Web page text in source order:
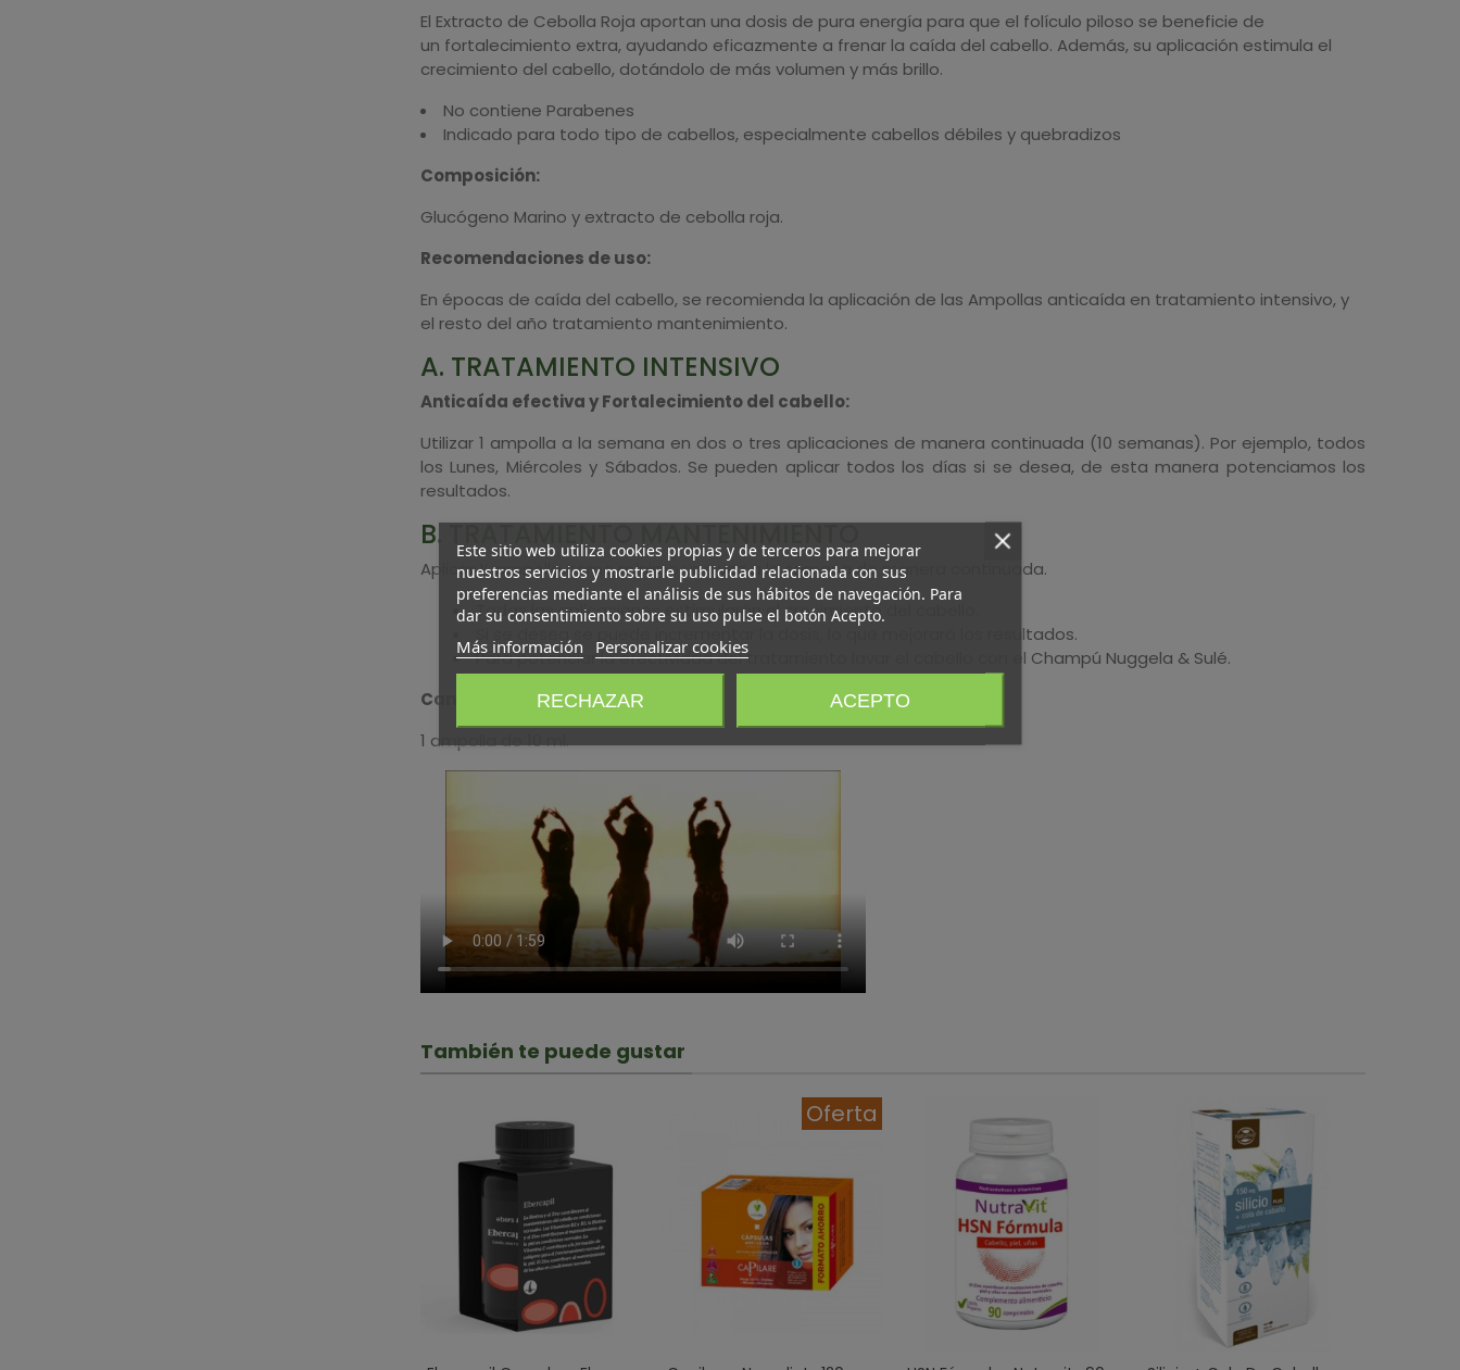
El Extracto de Cebolla Roja aportan una dosis de pura energía para que el folículo piloso se beneficie de
un fortalecimiento extra, ayudando eficazmente a frenar la caída del cabello. Además, su aplicación estimula el
crecimiento del cabello, dotándolo de más volumen y más brillo.
No contiene Parabenes
Indicado para todo tipo de cabellos, especialmente cabellos débiles y quebradizos
Composición:
Glucógeno Marino y extracto de cebolla roja.
Recomendaciones de uso:
En épocas de caída del cabello, se recomienda la aplicación de las Ampollas anticaída en tratamiento intensivo, y
el resto del año tratamiento mantenimiento.
A. TRATAMIENTO INTENSIVO
Anticaída efectiva y Fortalecimiento del cabello:
Utilizar 1 ampolla a la semana en dos o tres aplicaciones de manera continuada (10 semanas). Por ejemplo, todos
los Lunes, Miércoles y Sábados. Se pueden aplicar todos los días si se desea, de esta manera potenciamos los
resultados.
B. TRATAMIENTO MANTENIMIENTO
Aplicar ½ ampolla como mínimo una vez a la semana de manera continuada.
Todas las aplicaciones estimularán el crecimiento del cabello.
Si se desea se puede incrementar la dosis, lo que mejorará los resultados.
Para potenciar la efectividad del tratamiento lavar el cabello con el Champú Nuggela & Sulé.
Cantidad:
1 ampolla de 10 ml.
También te puede gustar
Oferta
Este sitio web utiliza cookies propias y de terceros para mejorar
nuestros servicios y mostrarle publicidad relacionada con sus
preferencias mediante el análisis de sus hábitos de navegación. Para
dar su consentimiento sobre su uso pulse el botón Acepto.
Más información Personalizar cookies
RECHAZAR ACEPTO